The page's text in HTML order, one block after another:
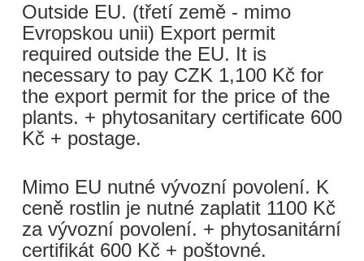
Outside EU. (třetí země - mimo
Evropskou unii) Export permit
required outside the EU. It is
necessary to pay CZK 1,100 Kč for
the export permit for the price of the
plants. + phytosanitary certificate 600
Kč + postage.
Mimo EU nutné vývozní povolení. K
ceně rostlin je nutné zaplatit 1100 Kč
za vývozní povolení. + phytosanitární
certifikát 600 Kč + poštovné.